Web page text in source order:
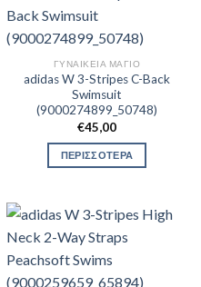
ΓΥΝΑΙΚΕΊΑ ΜΑΓΙΌ
adidas W 3-Stripes C-Back
Swimsuit
(9000274899_50748)
€45,00
ΠΕΡΙΣΣΟΤΕΡΑ